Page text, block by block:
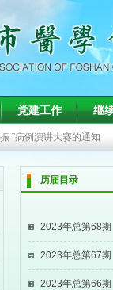
党建工作 继
诊治学习班的通知
”病例演讲大赛的通知
范化诊疗会议的通知
度学术会议暨第二十二
诊治学习班的通知
历届目录
2023年总第68期
2023年总第67期
2023年总第66期